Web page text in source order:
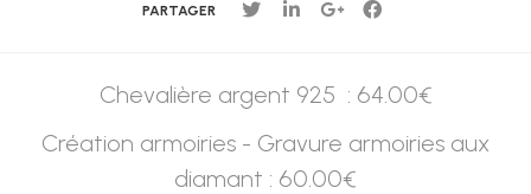
PARTAGER
Chevalière argent 925 : 64.00€
Création armoiries - Gravure armoiries aux
diamant : 60.00€